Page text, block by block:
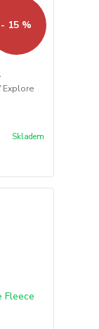
- 15 %
Explore
Skladem